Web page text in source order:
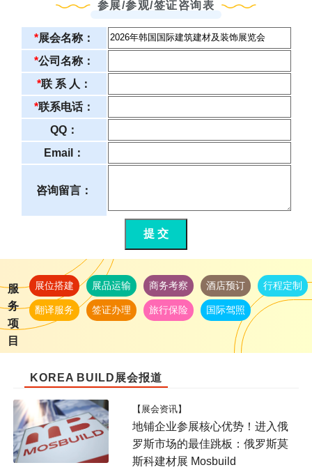
参展/参观/签证咨询表
*展会名称：
*公司名称：
*联 系 人：
*联系电话：
QQ：
Email：
咨询留言：
提 交
服
务
项
目
展位搭建 展品运输 商务考察 酒店预订 行程定制
翻译服务 签证办理 旅行保险 国际驾照
KOREA BUILD展会报道
【展会资讯】
地铺企业参展核心优势！进入俄
罗斯市场的最佳跳板：俄罗斯莫
斯科建材展 Mosbuild